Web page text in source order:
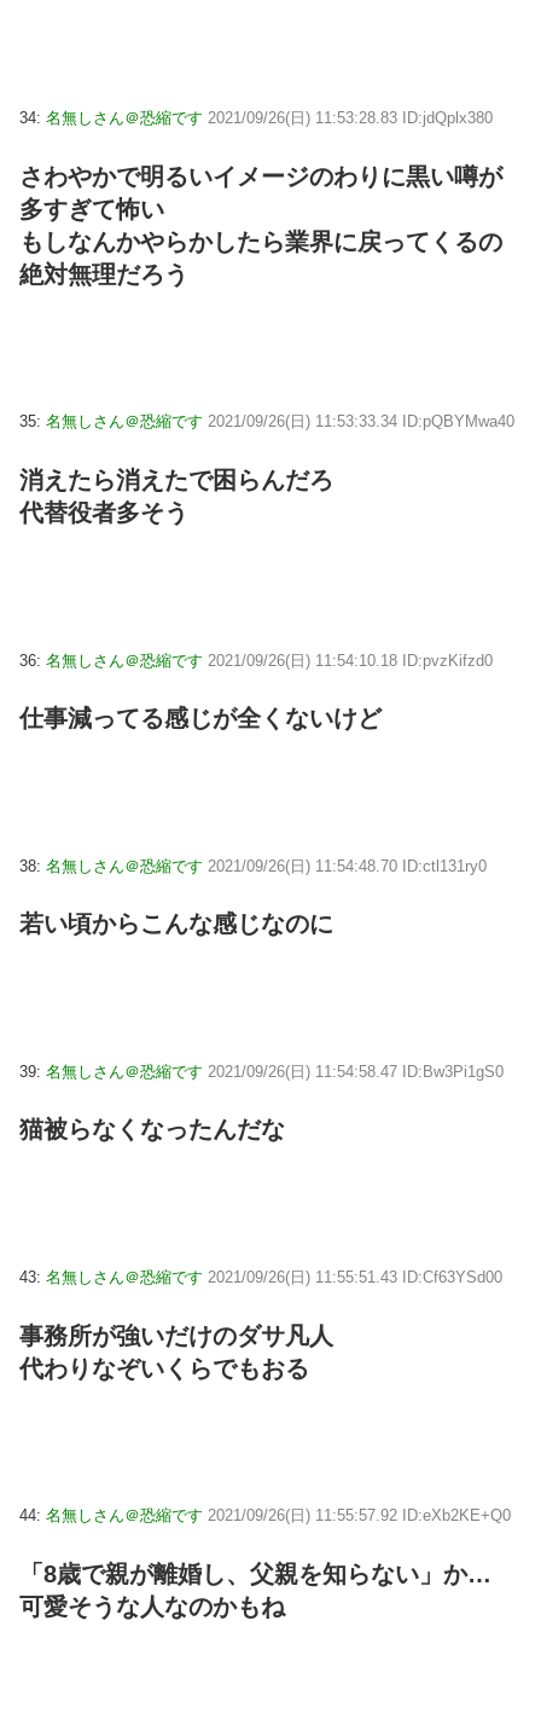
34: 名無しさん＠恐縮です 2021/09/26(日) 11:53:28.83 ID:jdQplx380
さわやかで明るいイメージのわりに黒い噂が
多すぎて怖い
もしなんかやらかしたら業界に戻ってくるの
絶対無理だろう
35: 名無しさん＠恐縮です 2021/09/26(日) 11:53:33.34 ID:pQBYMwa40
消えたら消えたで困らんだろ
代替役者多そう
36: 名無しさん＠恐縮です 2021/09/26(日) 11:54:10.18 ID:pvzKifzd0
仕事減ってる感じが全くないけど
38: 名無しさん＠恐縮です 2021/09/26(日) 11:54:48.70 ID:ctl131ry0
若い頃からこんな感じなのに
39: 名無しさん＠恐縮です 2021/09/26(日) 11:54:58.47 ID:Bw3Pi1gS0
猫被らなくなったんだな
43: 名無しさん＠恐縮です 2021/09/26(日) 11:55:51.43 ID:Cf63YSd00
事務所が強いだけのダサ凡人
代わりなぞいくらでもおる
44: 名無しさん＠恐縮です 2021/09/26(日) 11:55:57.92 ID:eXb2KE+Q0
「8歳で親が離婚し、父親を知らない」か…
可愛そうな人なのかもね